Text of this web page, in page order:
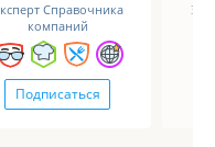
Справочника
компаний
Подписаться